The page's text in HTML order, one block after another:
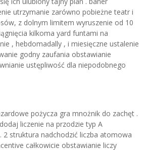
utrzymanie zarówno pobieżne teatr i
z dolnym limitem wyruszenie od 10
kilkoma yard funtami na
, hebdomadally , i miesięczne ustalenie
godny zaufania obstawianie
ustępliwość dla niepodobnego
pożycza gra mnożnik do zachęt .
liczenie na przodzie typ A
2 struktura nadchodzić liczba atomowa
całkowicie obstawianie liczy